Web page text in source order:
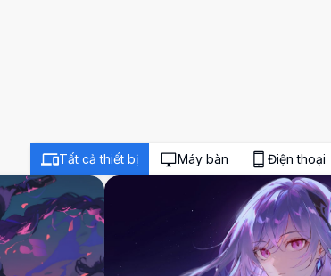
Tất cả thiết bị Máy bàn Điện thoại